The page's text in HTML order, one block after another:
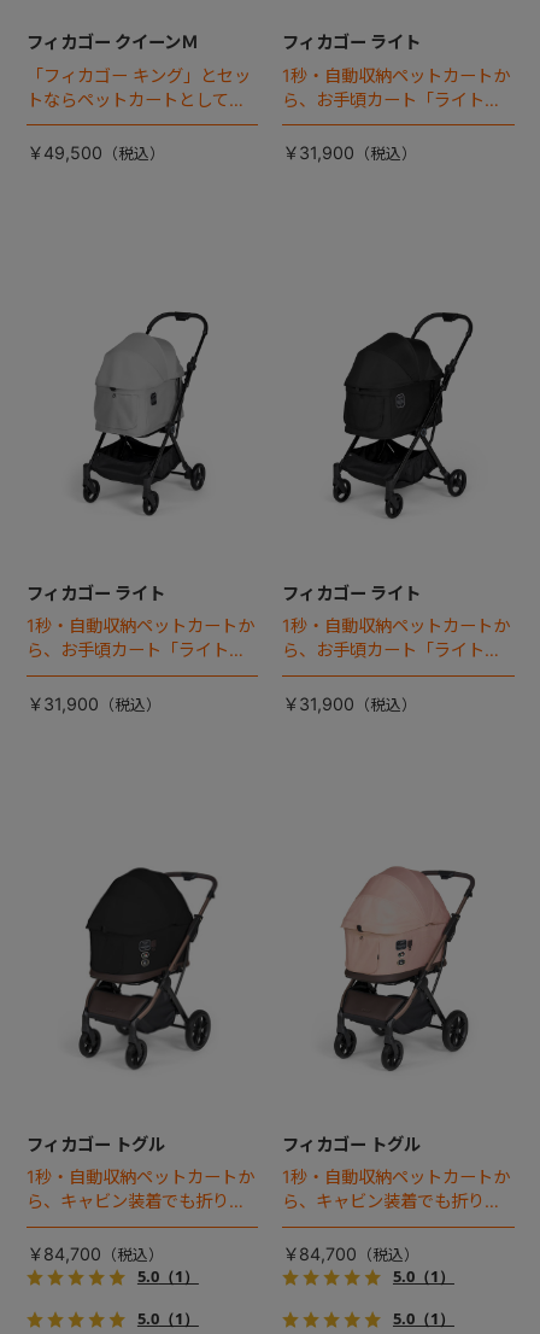
フィカゴー クイーンＭ
「フィカゴー キング」とセッ
トならペットカートとしても
使える、耐荷重50㎏の大型犬
向けケージが登場！
￥49,500
フィカゴー ライト
1秒・自動収納ペットカートか
ら、お手頃カート「ライト」
が登場！
￥31,900
フィカゴー ライト
1秒・自動収納ペットカートか
ら、お手頃カート「ライト」
が登場！
￥31,900
フィカゴー ライト
1秒・自動収納ペットカートか
ら、お手頃カート「ライト」
が登場！
￥31,900
フィカゴー トグル
1秒・自動収納ペットカートか
ら、キャビン装着でも折りた
ためるモデルが登場！
￥84,700
5.0（1）
5.0（1）
フィカゴー トグル
1秒・自動収納ペットカートか
ら、キャビン装着でも折りた
ためるモデルが登場！
￥84,700
5.0（1）
5.0（1）